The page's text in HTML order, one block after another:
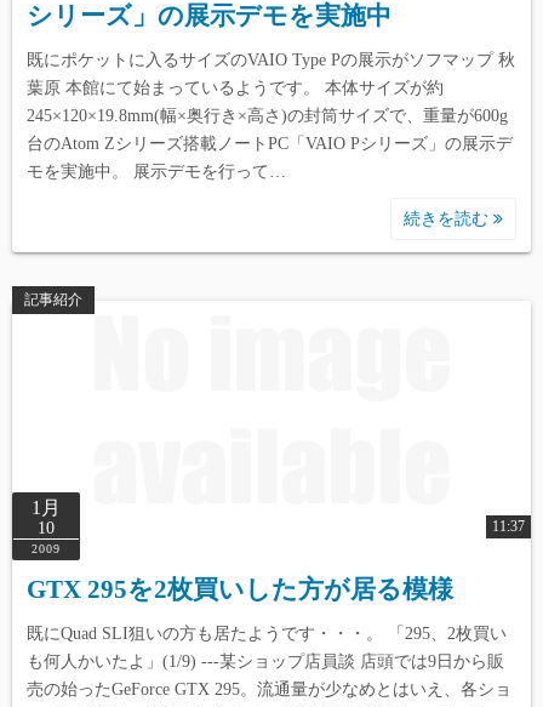
Warning
: Undefined array key 0 in
/home/reviewdays/reviewdays.com/public_html/wp-
content/themes/simple-days/template-
parts/index/post_card.phpon line165
Warning: Undefined array key 1 in
/home/reviewdays/reviewdays.com/public_html/wp-
シリーズ」の展示デモを実施中
既にポケットに入るサイズのVAIO Type Pの展示がソフマップ 秋
葉原 本館にて始まっているようです。 本体サイズが約
245×120×19.8mm(幅×奥行き×高さ)の封筒サイズで、重量が600g
台のAtom Zシリーズ搭載ノートPC「VAIO Pシリーズ」の展示デ
モを実施中。 展示デモを行って…
続きを読む
記事紹介
1月
10
2009
11:37
GTX 295を2枚買いした方が居る模様
既にQuad SLI狙いの方も居たようです・・・。 「295、2枚買い
も何人かいたよ」(1/9) ---某ショップ店員談 店頭では9日から販
売の始ったGeForce GTX 295。流通量が少なめとはいえ、各ショ